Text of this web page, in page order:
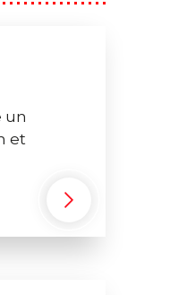
un
et